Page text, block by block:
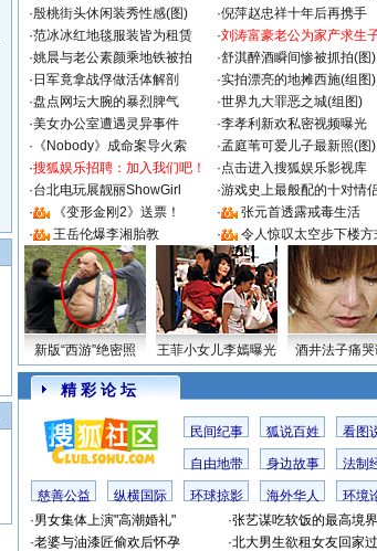
·殷桃街头休闲装秀性感(图) ·倪萍赵忠祥十年后再携手
·范冰冰红地毯服装皆为租赁 ·刘涛富豪老公为家产求生
·姚晨与老公素颜乘地铁被拍 ·舒淇醉酒瞬间惨被抓拍(图)
· 日军竟拿战俘做活体解剖 ·实拍漂亮的地摊西施(组图)
·盘点网坛大腕的暴烈脾气 ·世界九大罪恶之城(组图)
·美女办公室遭遇灵异事件 ·李孝利新欢私密视频曝光
· 《Nobody》成命案导火索 ·孟庭苇可爱儿子最新照(图)
·搜狐娱乐招聘：加入我们吧！ ·点击进入搜狐娱乐影视库
·台北电玩展靓丽ShowGirl ·游戏史上最般配的十对情
·
《变形金刚2》送票！ ·
张元首透露戒毒生活
·
王岳伦爆李湘胎教 · 令人惊叹太空步下楼方
新版“西游”绝密照 王菲小女儿李嫣曝光 酒井法子痛
精 彩 论 坛
民间纪事 狐说百姓 看图
自由地带 身边故事 法制
慈善公益 纵横国际 环球掠影 海外华人
环境
·男女集体上演"高潮婚礼" ·张艺谋吃软饭的最高境界
·老婆与油漆匠偷欢后怀孕 ·北大男生欲租女友回家